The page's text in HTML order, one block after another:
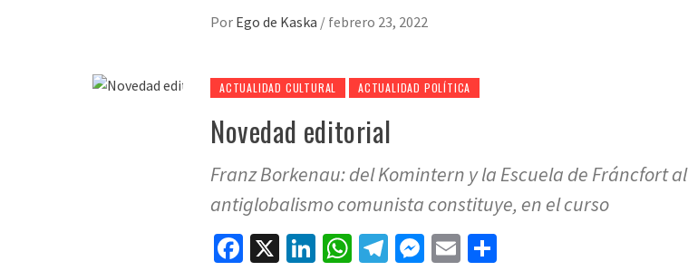
Por Ego de Kaska / febrero 23, 2022
ACTUALIDAD CULTURAL ACTUALIDAD POLÍTICA
Novedad editorial
Franz Borkenau: del Komintern y la Escuela de Fráncfort al
antiglobalismo comunista constituye, en el curso
Facebook
X LinkedIn
WhatsApp
Telegram
Messenger
Email